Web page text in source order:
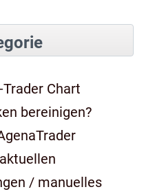
Chart
bereinigen?
/ manuelles